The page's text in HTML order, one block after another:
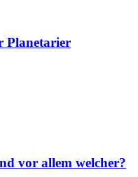
Planetarier
vor allem welcher?